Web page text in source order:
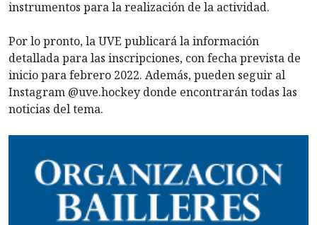
instrumentos para la realización de la actividad.
Por lo pronto, la UVE publicará la información
detallada para las inscripciones, con fecha prevista de
inicio para febrero 2022. Además, pueden seguir al
Instagram @uve.hockey donde encontrarán todas las
noticias del tema.